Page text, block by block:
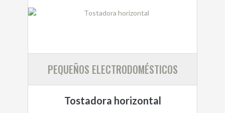
PEQUEÑOS ELECTRODOMÉSTICOS
Tostadora horizontal